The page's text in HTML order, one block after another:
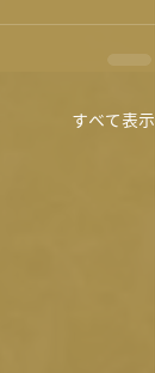
すべて表示